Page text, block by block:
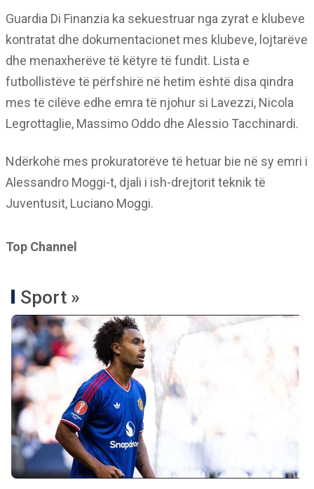
Guardia Di Finanzia ka sekuestruar nga zyrat e klubeve
kontratat dhe dokumentacionet mes klubeve, lojtarëve
dhe menaxherëve të këtyre të fundit. Lista e
futbollistëve të përfshirë në hetim është disa qindra
mes të cilëve edhe emra të njohur si Lavezzi, Nicola
Legrottaglie, Massimo Oddo dhe Alessio Tacchinardi.
Ndërkohë mes prokuratorëve të hetuar bie në sy emri i
Alessandro Moggi-t, djali i ish-drejtorit teknik të
Juventusit, Luciano Moggi.
Top Channel
Sport »